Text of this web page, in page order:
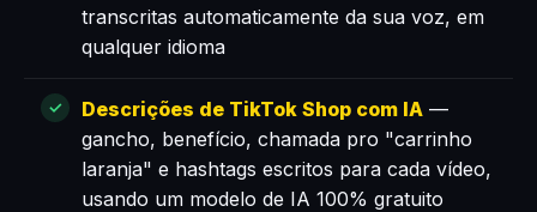
transcritas automaticamente da sua voz, em
qualquer idioma
Descrições de TikTok Shop com IA —
gancho, benefício, chamada pro "carrinho
laranja" e hashtags escritos para cada vídeo,
usando um modelo de IA 100% gratuito